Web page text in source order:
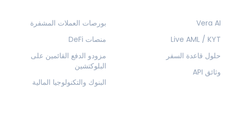
Vera AI
Live AML / KYT
حلول قاعدة السفر
وثائق API
بورصات العملات المشفرة
منصات DeFi
مزودو الدفع القائمين على
البلوكتشين
البنوك والتكنولوجيا المالية